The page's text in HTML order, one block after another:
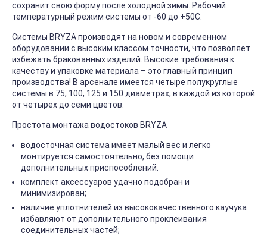
сохранит свою форму после холодной зимы. Рабочий
температурный режим системы от -60 до +50С.
Системы BRYZA производят на новом и современном
оборудовании с высоким классом точности, что позволяет
избежать бракованных изделий. Высокие требования к
качеству и упаковке материала – это главный принцип
производства! В арсенале имеется четыре полукруглые
системы в 75, 100, 125 и 150 диаметрах, в каждой из которой
от четырех до семи цветов.
Простота монтажа водостоков BRYZA
водосточная система имеет малый вес и легко
монтируется самостоятельно, без помощи
дополнительных приспособлений.
комплект аксессуаров удачно подобран и
минимизирован;
наличие уплотнителей из высококачественного каучука
избавляют от дополнительного проклеивания
соединительных частей;